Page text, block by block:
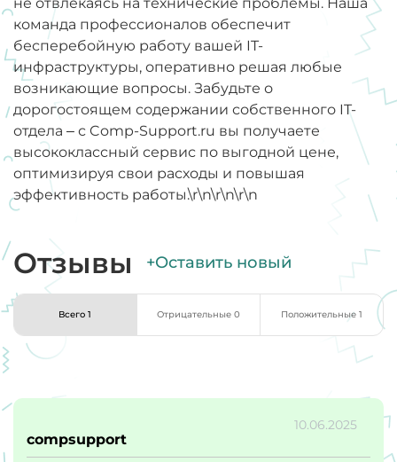
команда профессионалов обеспечит
бесперебойную работу вашей IT-
инфраструктуры, оперативно решая любые
возникающие вопросы. Забудьте о
дорогостоящем содержании собственного IT-
отдела – с Comp-Support.ru вы получаете
высококлассный сервис по выгодной цене,
оптимизируя свои расходы и повышая
эффективность работы.\r\n\r\n\r\n
Отзывы +Оставить новый
Всего 1 Отрицательные 0 Положительные 1
10.06.2025
compsupport